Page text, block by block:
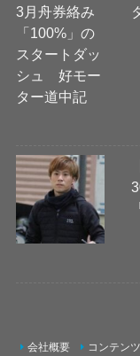
会社概要 コンテン